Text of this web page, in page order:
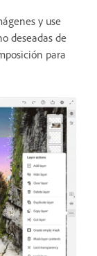
y use
deseadas de
para